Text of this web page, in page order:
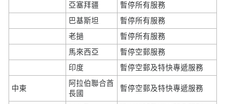
亞塞拜疆
暫停所有服務
巴基斯坦
暫停所有服務
老撾
暫停所有服務
馬來西亞
暫停空郵服務
印度
暫停空郵及特快專遞服務
中東
阿拉伯聯合酋
長國
暫停空郵及特快專遞服務